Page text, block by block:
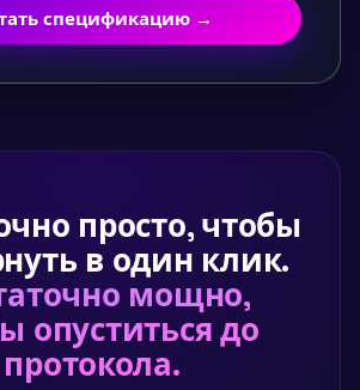
спецификацию →
просто, чтобы
в один клик.
мощно,
опуститься до
протокола.